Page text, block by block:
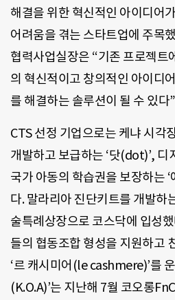
해결을 위한 혁신적인 아이디어
어려움을 겪는 스타트업에 주목
협력사업실장은 “기존 프로젝트
의 혁신적이고 창의적인 아이디
를 해결하는 솔루션이 될 수 있다
CTS 선정 기업으로는 케냐 시각
개발하고 보급하는 ‘닷(dot)’, 디
국가 아동의 학습권을 보장하는
다. 말라리아 진단키트를 개발하
술특례상장으로 코스닥에 입성
들의 협동조합 형성을 지원하고
‘르 캐시미어(le cashmere)’를
(K.O.A)’는 지난해 7월 코오롱